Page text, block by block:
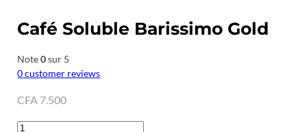
Café Soluble Barissimo Gold
Note0sur 5
0customer reviews
CFA 7.500
quantité